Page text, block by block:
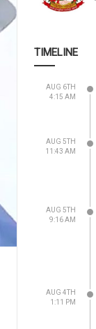
TIMELINE
AUG 6TH
4:15 AM
AUG 5TH
11:43 AM
AUG 5TH
9:16 AM
AUG 4TH
1:11 PM